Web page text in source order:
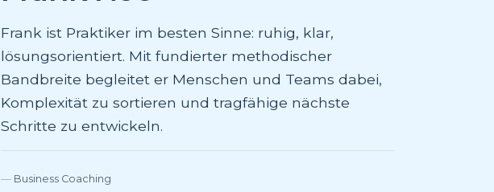
Frank ist Praktiker im besten Sinne: ruhig, klar,
lösungsorientiert. Mit fundierter methodischer
Bandbreite begleitet er Menschen und Teams dabei,
Komplexität zu sortieren und tragfähige nächste
Schritte zu entwickeln.
Business Coaching